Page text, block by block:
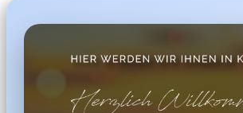
Unser Team